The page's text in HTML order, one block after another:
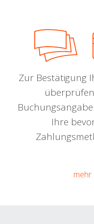
Zur Bestätigung
Ihre
mehr